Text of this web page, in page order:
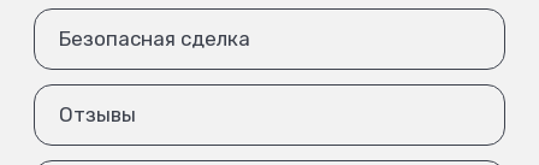
Безопасная сделка
Отзывы